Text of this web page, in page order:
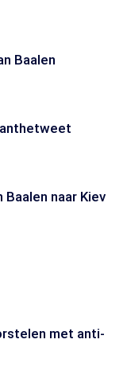
Baalen
naar Kiev
met anti-